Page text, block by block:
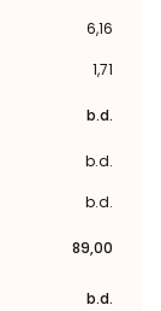
6,16
1,71
b.d.
b.d.
b.d.
89,00
b.d.